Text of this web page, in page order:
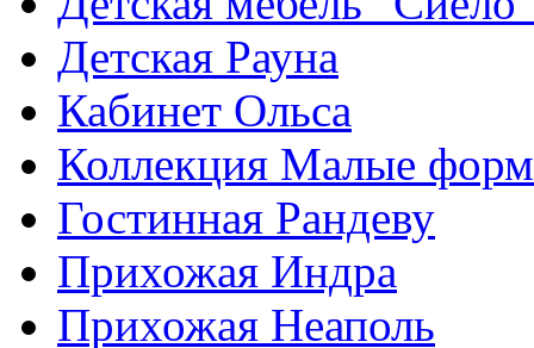
Детская Рауна
Кабинет Ольса
Коллекция Малые
Гостинная Рандеву
Прихожая Индра
Прихожая Неаполь